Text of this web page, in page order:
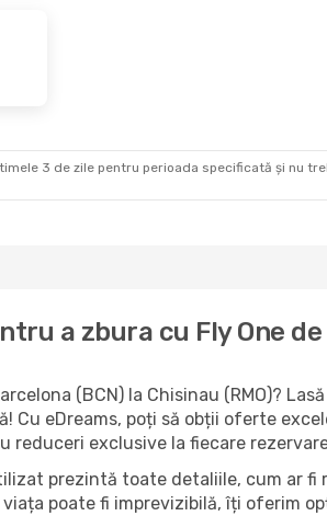
3 de zile pentru perioada specificată și nu
a zbura cu Fly One
(BCN) la Chisinau (RMO)?
eDreams, poți să obții oferte
reduceri exclusive la fiecare
prezintă toate detaliile, cum ar
poate fi imprevizibilă, îți oferim